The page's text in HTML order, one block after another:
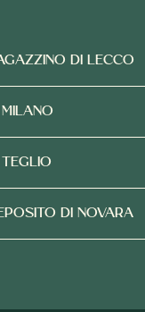
DI LECCO
DI NOVARA